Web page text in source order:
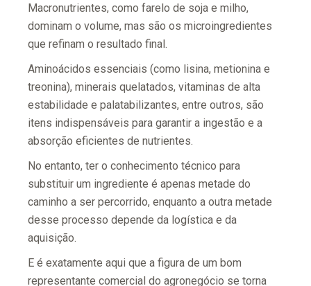
Macronutrientes, como farelo de soja e milho,
dominam o volume, mas são os microingredientes
que refinam o resultado final.
Aminoácidos essenciais (como lisina, metionina e
treonina), minerais quelatados, vitaminas de alta
estabilidade e palatabilizantes, entre outros, são
itens indispensáveis para garantir a ingestão e a
absorção eficientes de nutrientes.
No entanto, ter o conhecimento técnico para
substituir um ingrediente é apenas metade do
caminho a ser percorrido, enquanto a outra metade
desse processo depende da logística e da
aquisição.
E é exatamente aqui que a figura de um bom
representante comercial do agronegócio se torna